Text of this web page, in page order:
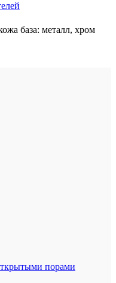
база: металл, хром
порами